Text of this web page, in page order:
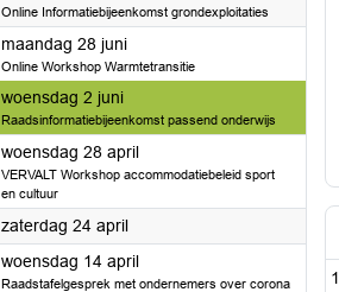
Online Informatiebijeenkomst grondexploitaties
maandag 28 juni2021
Online Workshop Warmtetransitie
woensdag 2 juni2021
Raadsinformatiebijeenkomst passend onderwijs
woensdag 28 april2021
VERVALT Workshop accommodatiebeleid sport
en cultuur
zaterdag 24 april2021
woensdag 14 april2021
Raadstafelgesprek met ondernemers over corona